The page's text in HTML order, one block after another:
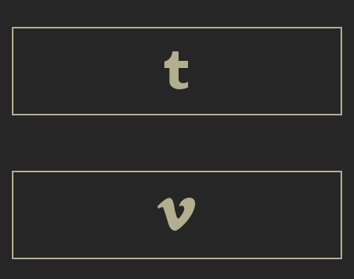



